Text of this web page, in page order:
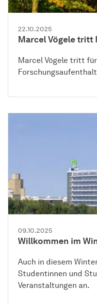
22.10.2025
Marcel Vögele tritt
Marcel Vögele tritt
09.10.2025
Willkommen im
Auch in diesem
Studentinnen und
Veranstaltungen an.